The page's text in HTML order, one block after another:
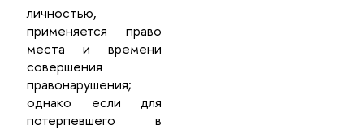
личностью,
применяется право
места и времени
совершения
правонарушения;
однако если для
потерпевшего в